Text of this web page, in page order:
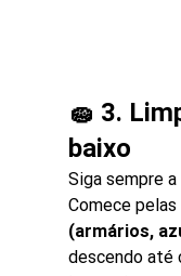
🧽 3.
baixo
Siga sempre
Comece pelas
(armários,
descendo até